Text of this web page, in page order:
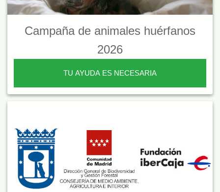
Campaña de animales huérfanos
2026
TU AYUDA ES NECESARIA